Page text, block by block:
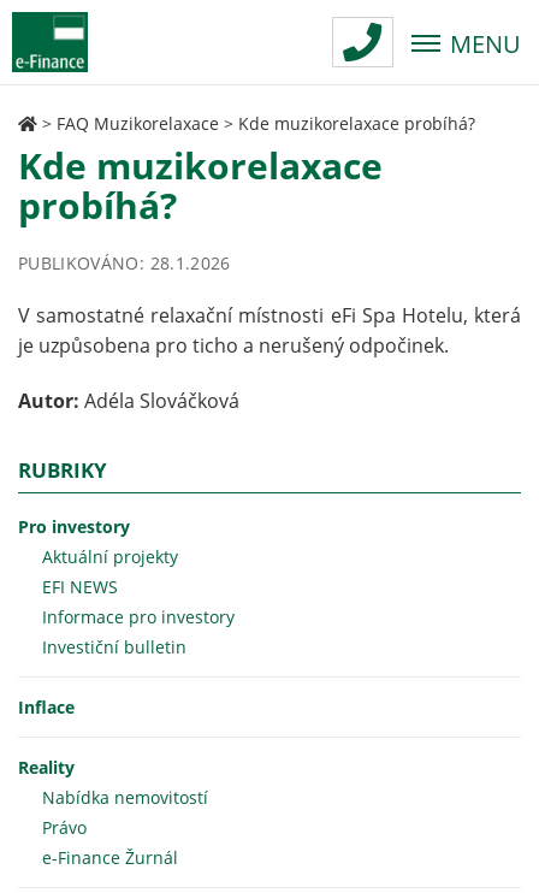
MENU
> FAQ Muzikorelaxace > Kde muzikorelaxace probíhá?
Kde muzikorelaxace
probíhá?
PUBLIKOVÁNO: 28.1.2026
V samostatné relaxační místnosti eFi Spa Hotelu, která
je uzpůsobena pro ticho a nerušený odpočinek.
Autor: Adéla Slováčková
RUBRIKY
Pro investory
Aktuální projekty
EFI NEWS
Informace pro investory
Investiční bulletin
Inflace
Reality
Nabídka nemovitostí
Právo
e-Finance Žurnál